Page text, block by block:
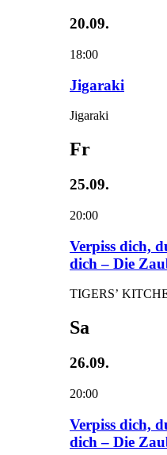
20.09.
18:00
Jigaraki
Jigaraki
Fr
25.09.
20:00
Verpiss dich,
dich – Die
TIGERS’
Sa
26.09.
20:00
Verpiss dich,
dich – Die